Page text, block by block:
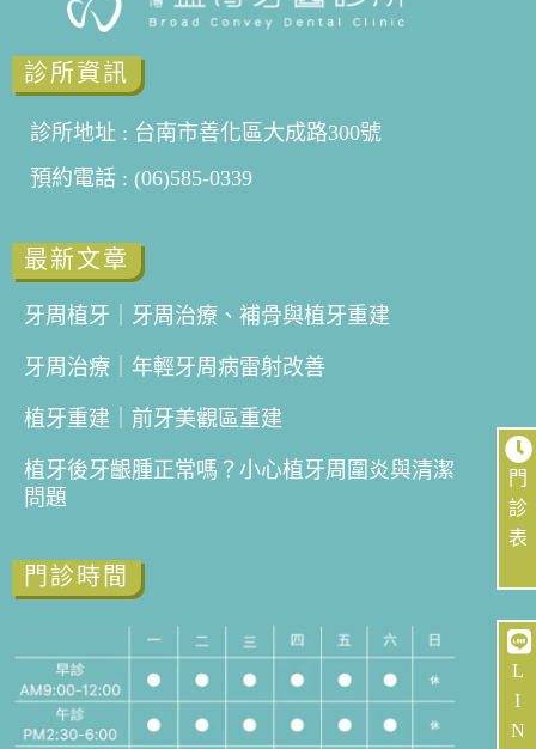
門
診
表
L
I
N
診所資訊
診所地址 : 台南市善化區大成路300號
預約電話 : (06)585-0339
最新文章
牙周植牙｜牙周治療、補骨與植牙重建
牙周治療｜年輕牙周病雷射改善
植牙重建｜前牙美觀區重建
植牙後牙齦腫正常嗎？小心植牙周圍炎與清潔
問題
門診時間